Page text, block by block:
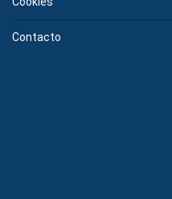
Contacto